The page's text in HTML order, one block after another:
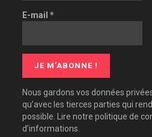
E-mail *
Nous gardons vos données
qu’avec les tierces parties qui
possible. Lire notre politique de
d’informations.